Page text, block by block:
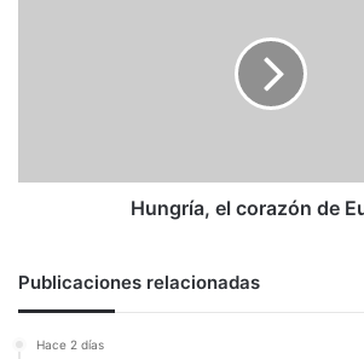
Hungría, el corazón de
Publicaciones relacionadas
Hace 2 días